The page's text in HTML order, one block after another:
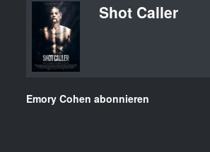
Shot Caller
Emory Cohen abonnieren